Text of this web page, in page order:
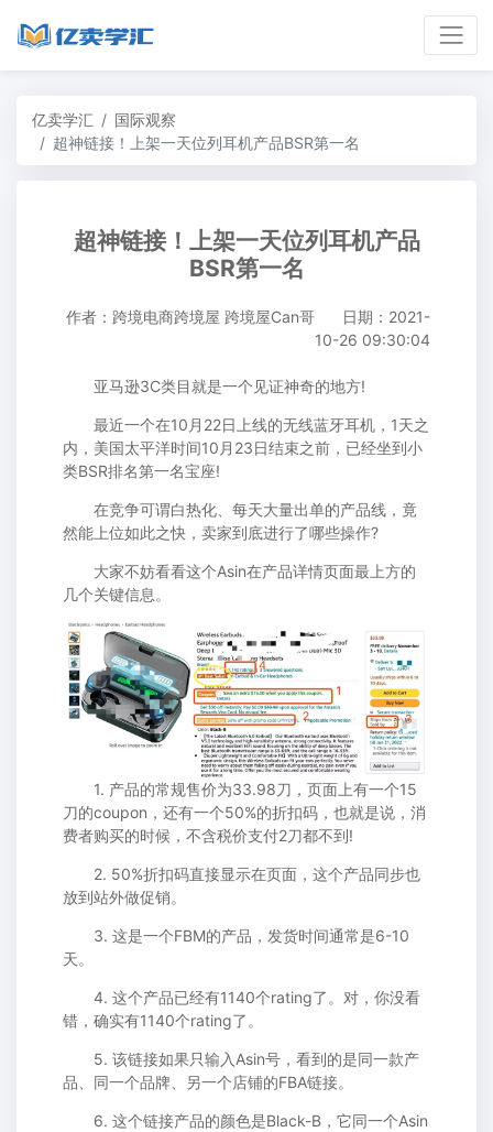
亿卖学汇
国际观察
超神链接！上架一天位列耳机产品BSR第一名
超神链接！上架一天位列耳机产品
BSR第一名
作者：跨境电商跨境屋 跨境屋Can哥
日期：2021-
10-26 09:30:04
亚马逊3C类目就是一个见证神奇的地方!
最近一个在10月22日上线的无线蓝牙耳机，1天之
内，美国太平洋时间10月23日结束之前，已经坐到小
类BSR排名第一名宝座!
在竞争可谓白热化、每天大量出单的产品线，竟
然能上位如此之快，卖家到底进行了哪些操作?
大家不妨看看这个Asin在产品详情页面最上方的
几个关键信息。
1. 产品的常规售价为33.98刀，页面上有一个15
刀的coupon，还有一个50%的折扣码，也就是说，消
费者购买的时候，不含税价支付2刀都不到!
2. 50%折扣码直接显示在页面，这个产品同步也
放到站外做促销。
3. 这是一个FBM的产品，发货时间通常是6-10
天。
4. 这个产品已经有1140个rating了。对，你没看
错，确实有1140个rating了。
5. 该链接如果只输入Asin号，看到的是同一款产
品、同一个品牌、另一个店铺的FBA链接。
6. 这个链接产品的颜色是Black-B，它同一个Asin